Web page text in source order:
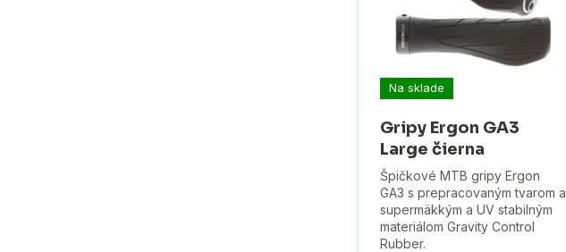
Na sklade
Gripy Ergon GA3
Large čierna
Špičkové MTB gripy Ergon
GA3 s prepracovaným tvarom a
supermäkkým a UV stabilným
materiálom Gravity Control
Rubber.